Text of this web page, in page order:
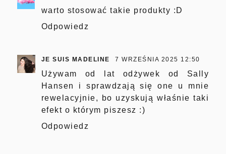
warto stosować takie produkty :D
Odpowiedz
JE SUIS MADELINE 7 WRZEŚNIA 2025 12:50
Używam od lat odżywek od Sally
Hansen i sprawdzają się one u mnie
rewelacyjnie, bo uzyskują właśnie taki
efekt o którym piszesz :)
Odpowiedz